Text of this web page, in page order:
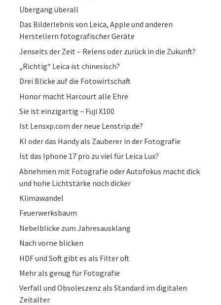
Übergang überall
Das Bilderlebnis von Leica, Apple und anderen
Herstellern fotografischer Geräte
Jenseits der Zeit – Relens oder zurück in die Zukunft?
„Richtig“ Leica ist chinesisch?
Drei Blicke auf die Fotowirtschaft
Honor macht Harcourt alle Ehre
Sie ist einzigartig – Fuji X100
Ist Lensxp.com der neue Lenstrip.de?
KI oder das Handy als Zauberer in der Fotografie
Ist das Iphone 17 pro zu viel für Leica Lux?
Abnehmen mit Fotografie oder Autofokus macht dick
und hohe Lichtstärke noch dicker
Klimawandel
Feuerwerksbaum
Nebelblicke zum Jahresausklang
Nach vorne blicken
HDF und Soft gibt es als Filter oft
Mehr als genug für Fotografie
Verfall und Obsoleszenz als Standard im digitalen
Zeitalter